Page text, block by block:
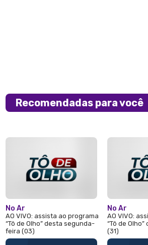
Recomendadas para você
No Ar
AO VIVO: assista ao programa
“Tô de Olho” desta segunda-
feira (03)
No Ar
AO VIVO:
“Tô de
(31)